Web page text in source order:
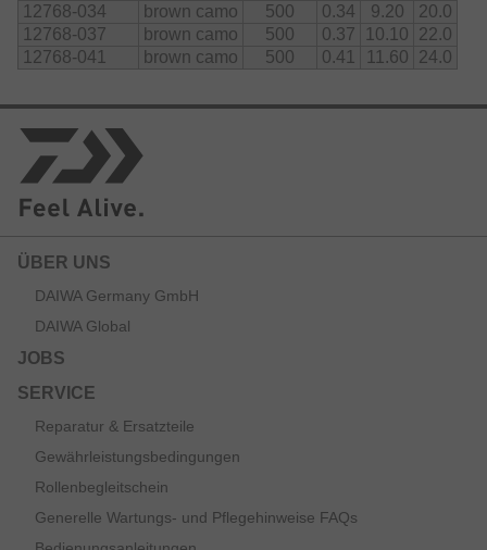
12768-034
brown camo 500 0.34 9.20
20.0
12768-037
brown camo 500 0.37 10.10
22.0
12768-041
brown camo 500 0.41 11.60 24.0
ÜBER UNS
DAIWA Germany GmbH
DAIWA Global
JOBS
SERVICE
Reparatur & Ersatzteile
Gewährleistungsbedingungen
Rollenbegleitschein
Generelle Wartungs- und Pflegehinweise FAQs